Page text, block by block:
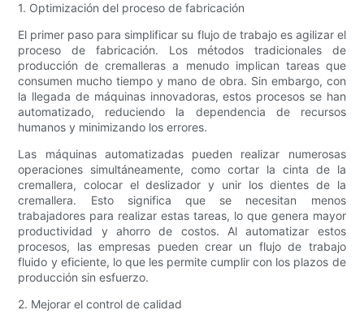
1. Optimización del proceso de fabricación
El primer paso para simplificar su flujo de trabajo es agilizar el
proceso de fabricación. Los métodos tradicionales de
producción de cremalleras a menudo implican tareas que
consumen mucho tiempo y mano de obra. Sin embargo, con
la llegada de máquinas innovadoras, estos procesos se han
automatizado, reduciendo la dependencia de recursos
humanos y minimizando los errores.
Las máquinas automatizadas pueden realizar numerosas
operaciones simultáneamente, como cortar la cinta de la
cremallera, colocar el deslizador y unir los dientes de la
cremallera. Esto significa que se necesitan menos
trabajadores para realizar estas tareas, lo que genera mayor
productividad y ahorro de costos. Al automatizar estos
procesos, las empresas pueden crear un flujo de trabajo
fluido y eficiente, lo que les permite cumplir con los plazos de
producción sin esfuerzo.
2. Mejorar el control de calidad